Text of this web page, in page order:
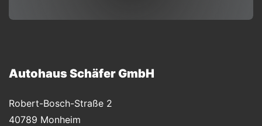
Autohaus Schäfer GmbH
Robert-Bosch-Straße 2
40789 Monheim